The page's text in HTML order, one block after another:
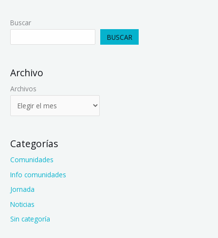
Buscar
BUSCAR
Archivo
Archivos
Categorías
Comunidades
Info comunidades
Jornada
Noticias
Sin categoría